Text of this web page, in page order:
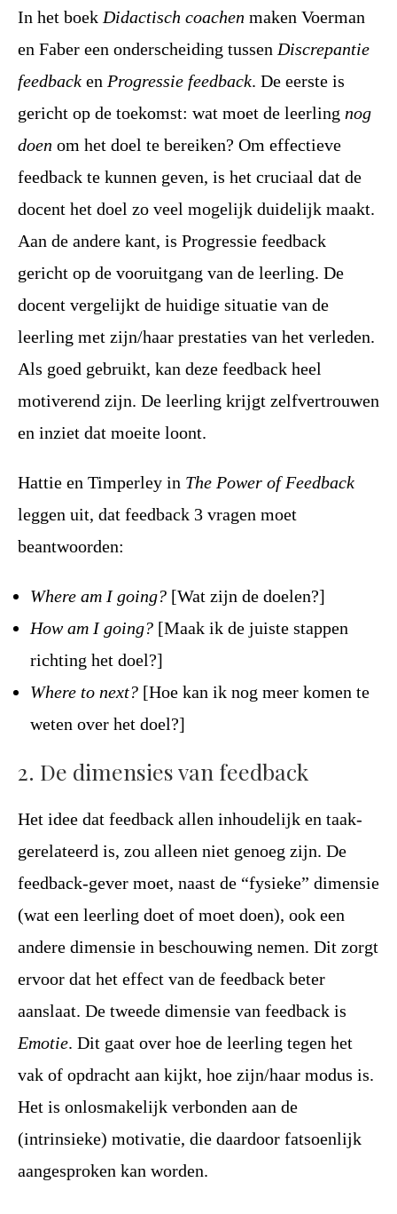
In het boek Didactisch coachen maken Voerman
en Faber een onderscheiding tussen Discrepantie
feedback en Progressie feedback. De eerste is
gericht op de toekomst: wat moet de leerling nog
doen om het doel te bereiken? Om effectieve
feedback te kunnen geven, is het cruciaal dat de
docent het doel zo veel mogelijk duidelijk maakt.
Aan de andere kant, is Progressie feedback
gericht op de vooruitgang van de leerling. De
docent vergelijkt de huidige situatie van de
leerling met zijn/haar prestaties van het verleden.
Als goed gebruikt, kan deze feedback heel
motiverend zijn. De leerling krijgt zelfvertrouwen
en inziet dat moeite loont.
Hattie en Timperley in The Power of Feedback
leggen uit, dat feedback 3 vragen moet
beantwoorden:
Where am I going? [Wat zijn de doelen?]
How am I going? [Maak ik de juiste stappen
richting het doel?]
Where to next? [Hoe kan ik nog meer komen te
weten over het doel?]
2. De dimensies van feedback
Het idee dat feedback allen inhoudelijk en taak-
gerelateerd is, zou alleen niet genoeg zijn. De
feedback-gever moet, naast de “fysieke” dimensie
(wat een leerling doet of moet doen), ook een
andere dimensie in beschouwing nemen. Dit zorgt
ervoor dat het effect van de feedback beter
aanslaat. De tweede dimensie van feedback is
Emotie. Dit gaat over hoe de leerling tegen het
vak of opdracht aan kijkt, hoe zijn/haar modus is.
Het is onlosmakelijk verbonden aan de
(intrinsieke) motivatie, die daardoor fatsoenlijk
aangesproken kan worden.